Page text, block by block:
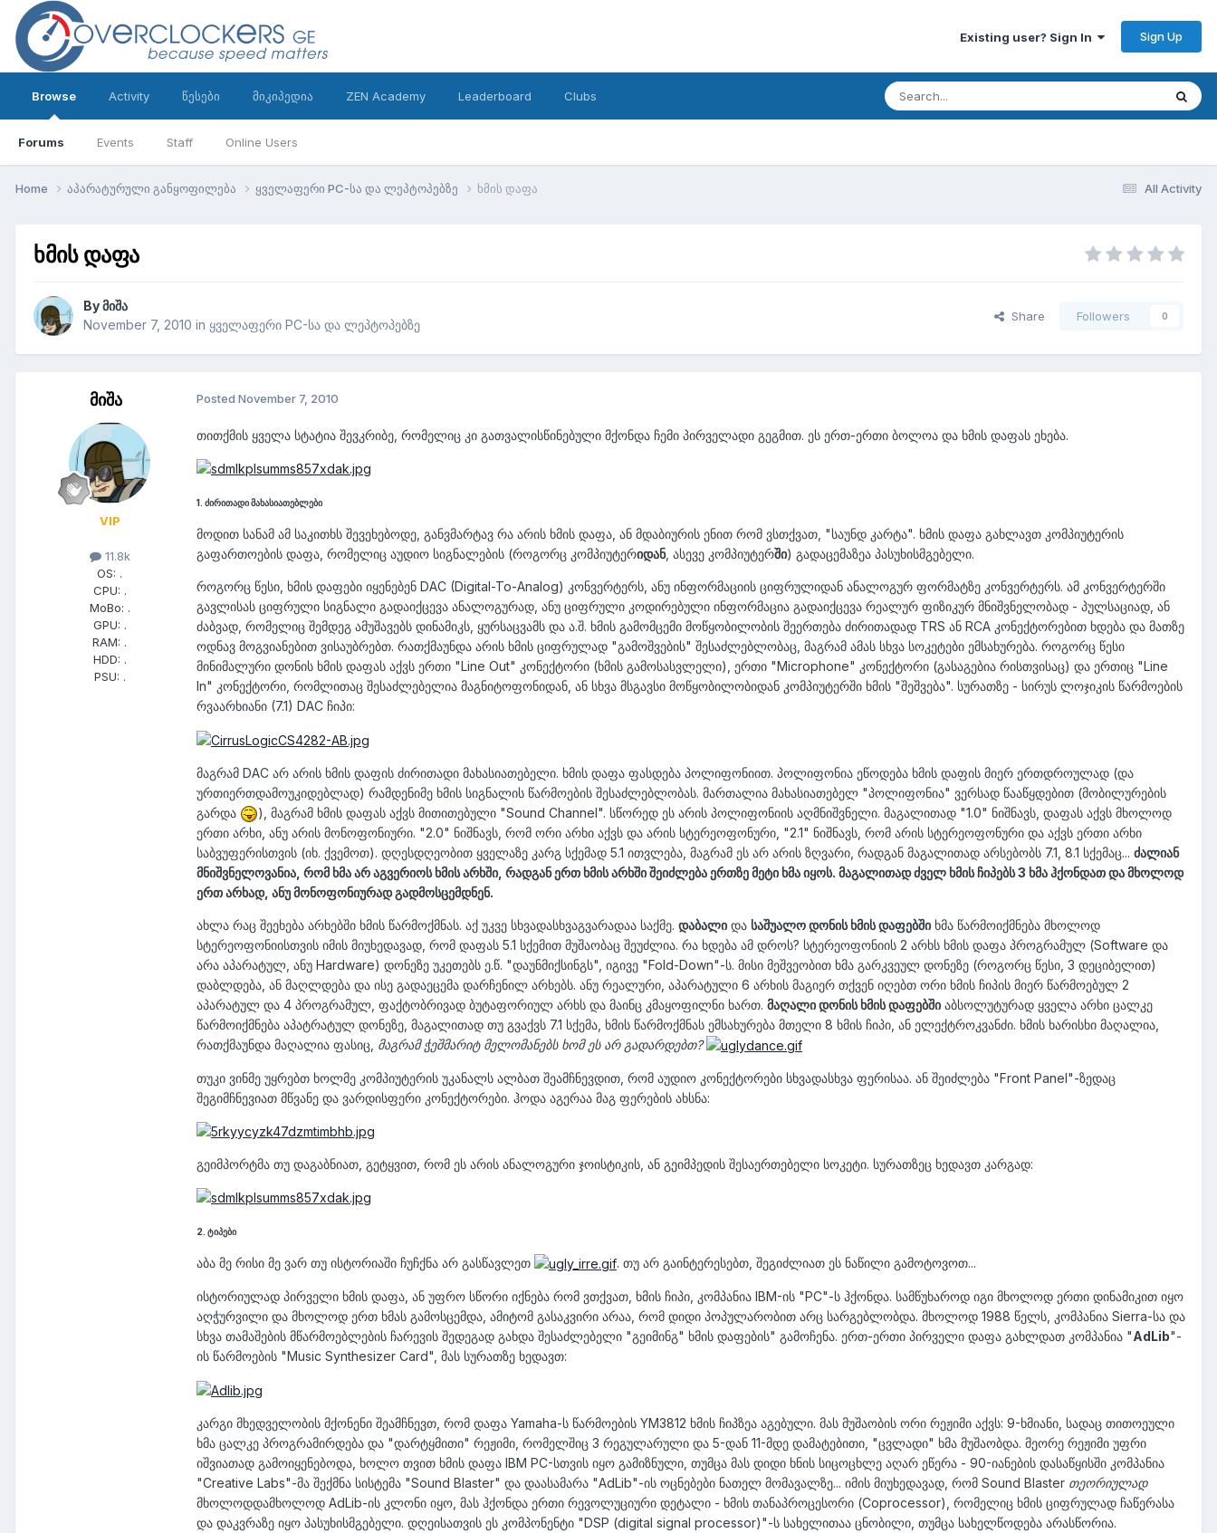
Existing user? Sign In Sign Up
Browse
Forums Events Staff Online Users
Activity წესები მიკიპედია ZEN Academy Leaderboard Clubs
All Activity
Home აპარატურული განყოფილება ყველაფერი PC-სა და ლეპტოპებზე ხმის დაფა
ხმის დაფა
Byმიშა
November 7, 2010 in ყველაფერი PC-სა და ლეპტოპებზე
Share Followers 0
მიშა
VIP
11.8k
OS: .
CPU: .
MoBo: .
GPU: .
RAM: .
HDD: .
PSU: .
Posted November 7, 2010
თითქმის ყველა სტატია შევკრიბე, რომელიც კი გათვალისწინებული მქონდა ჩემი პირველადი გეგმით. ეს ერთ-ერთი ბოლოა და ხმის დაფას ეხება.
1. ძირითადი მახასიათებლები
მოდით სანამ ამ საკითხს შევეხებოდე, განვმარტავ რა არის ხმის დაფა, ან მდაბიურის ენით რომ ვსთქვათ, "საუნდ კარტა". ხმის დაფა გახლავთ კომპიუტერის
გაფართოების დაფა, რომელიც აუდიო სიგნალების (როგორც კომპიუტერიდან, ასევე კომპიუტერში) გადაცემაზეა პასუხისმგებელი.
როგორც წესი, ხმის დაფები იყენებენ DAC (Digital-To-Analog) კონვერტერს, ანუ ინფორმაციის ციფრულიდან ანალოგურ ფორმატზე კონვერტერს. ამ კონვერტერში
გავლისას ციფრული სიგნალი გადაიქცევა ანალოგურად, ანუ ციფრული კოდირებული ინფორმაცია გადაიქცევა რეალურ ფიზიკურ მნიშვნელობად - პულსაციად, ან
ძაბვად, რომელიც შემდეგ ამუშავებს დინამიკს, ყურსაცვამს და ა.შ. ხმის გამომცემი მოწყობილობის შეერთება ძირითადად TRS ან RCA კონექტორებით ხდება და მათზე
ოდნავ მოგვიანებით ვისაუბრებთ. რათქმაუნდა არის ხმის ციფრულად "გამოშვების" შესაძლებლობაც, მაგრამ ამას სხვა სოკეტები ემსახურება. როგორც წესი
მინიმალური დონის ხმის დაფას აქვს ერთი "Line Out" კონექტორი (ხმის გამოსასვლელი), ერთი "Microphone" კონექტორი (გასაგებია რისთვისაც) და ერთიც "Line
In" კონექტორი, რომლითაც შესაძლებელია მაგნიტოფონიდან, ან სხვა მსგავსი მოწყობილობიდან კომპიუტერში ხმის "შეშვება". სურათზე - სირუს ლოჯიკის წარმოების
რვაარხიანი (7.1) DAC ჩიპი:
მაგრამ DAC არ არის ხმის დაფის ძირითადი მახასიათებელი. ხმის დაფა ფასდება პოლიფონიით. პოლიფონია ეწოდება ხმის დაფის მიერ ერთდროულად (და
ურთიერთდამოუკიდებლად) რამდენიმე ხმის სიგნალის წარმოების შესაძლებლობას. მართალია მახასიათებელ "პოლიფონია" ვერსად წააწყდებით (მობილურების
გარდა
), მაგრამ ხმის დაფას აქვს მითითებული "Sound Channel". სწორედ ეს არის პოლიფონიის აღმნიშვნელი. მაგალითად "1.0" ნიშნავს, დაფას აქვს მხოლოდ
ერთი არხი, ანუ არის მონოფონიური. "2.0" ნიშნავს, რომ ორი არხი აქვს და არის სტერეოფონური, "2.1" ნიშნავს, რომ არის სტერეოფონური და აქვს ერთი არხი
საბვუფერისთვის (იხ. ქვემოთ). დღესდღეობით ყველაზე კარგ სქემად 5.1 ითვლება, მაგრამ ეს არ არის ზღვარი, რადგან მაგალითად არსებობს 7.1, 8.1 სქემაც... ძალიან
მნიშვნელოვანია, რომ ხმა არ აგვერიოს ხმის არხში, რადგან ერთ ხმის არხში შეიძლება ერთზე მეტი ხმა იყოს. მაგალითად ძველ ხმის ჩიპებს 3 ხმა ჰქონდათ და მხოლოდ
ერთ არხად, ანუ მონოფონიურად გადმოსცემდნენ.
ახლა რაც შეეხება არხებში ხმის წარმოქმნას. აქ უკვე სხვადასხვაგვარადაა საქმე. დაბალი და საშუალო დონის ხმის დაფებში ხმა წარმოიქმნება მხოლოდ
სტერეოფონიისთვის იმის მიუხედავად, რომ დაფას 5.1 სქემით მუშაობაც შეუძლია. რა ხდება ამ დროს? სტერეოფონიის 2 არხს ხმის დაფა პროგრამულ (Software და
არა აპარატულ, ანუ Hardware) დონეზე უკეთებს ე.წ. "დაუნმიქსინგს", იგივე "Fold-Down"-ს. მისი მეშვეობით ხმა გარკვეულ დონეზე (როგორც წესი, 3 დეციბელით)
დაბლდება, ან მაღლდება და ისე გადაეცემა დარჩენილ არხებს. ანუ რეალური, აპარატული 6 არხის მაგიერ თქვენ იღებთ ორი ხმის ჩიპის მიერ წარმოებულ 2
აპარატულ და 4 პროგრამულ, ფაქტობრივად ბუტაფორიულ არხს და მაინც კმაყოფილნი ხართ. მაღალი დონის ხმის დაფებში აბსოლუტურად ყველა არხი ცალკე
წარმოიქმნება აპატრატულ დონეზე, მაგალითად თუ გვაქვს 7.1 სქემა, ხმის წარმოქმნას ემსახურება მთელი 8 ხმის ჩიპი, ან ელექტროკვანძი. ხმის ხარისხი მაღალია,
რათქმაუნდა მაღალია ფასიც, მაგრამ ჭეშმარიტ მელომანებს ხომ ეს არ გადარდებთ?
თუკი ვინმე უყრებთ ხოლმე კომპიუტერის უკანალს ალბათ შეამჩნევდით, რომ აუდიო კონექტორები სხვადასხვა ფერისაა. ან შეიძლება "Front Panel"-ზედაც
შეგიმჩნევიათ მწვანე და ვარდისფერი კონექტორები. ჰოდა აგერაა მაგ ფერების ახსნა:
გეიმპორტმა თუ დაგაბნიათ, გეტყვით, რომ ეს არის ანალოგური ჯოისტიკის, ან გეიმპედის შესაერთებელი სოკეტი. სურათზეც ხედავთ კარგად:
2. ტიპები
აბა მე რისი მე ვარ თუ ისტორიაში ჩუჩქნა არ გასწავლეთ . თუ არ გაინტერესებთ, შეგიძლიათ ეს ნაწილი გამოტოვოთ...
ისტორიულად პირველი ხმის დაფა, ან უფრო სწორი იქნება რომ ვთქვათ, ხმის ჩიპი, კომპანია IBM-ის "PC"-ს ჰქონდა. სამწუხაროდ იგი მხოლოდ ერთი დინამიკით იყო
აღჭურვილი და მხოლოდ ერთ ხმას გამოსცემდა, ამიტომ გასაკვირი არაა, რომ დიდი პოპულარობით არც სარგებლობდა. მხოლოდ 1988 წელს, კომპანია Sierra-სა და
სხვა თამაშების მწარმოებლების ჩარევის შედეგად გახდა შესაძლებელი "გეიმინგ" ხმის დაფების" გამოჩენა. ერთ-ერთი პირველი დაფა გახლდათ კომპანია "AdLib"-
ის წარმოების "Music Synthesizer Card", მას სურათზე ხედავთ:
კარგი მხედველობის მქონენი შეამჩნევთ, რომ დაფა Yamaha-ს წარმოების YM3812 ხმის ჩიპზეა აგებული. მას მუშაობის ორი რეჟიმი აქვს: 9-ხმიანი, სადაც თითოეული
ხმა ცალკე პროგრამირდება და "დარტყმითი" რეჟიმი, რომელშიც 3 რეგულარული და 5-დან 11-მდე დამატებითი, "ცვლადი" ხმა მუშაობდა. მეორე რეჟიმი უფრი
იშვიათად გამოიყენებოდა, ხოლო თვით ხმის დაფა IBM PC-სთვის იყო გამიზნული, თუმცა მას დიდი ხნის სიცოცხლე აღარ ეწერა - 90-იანების დასაწყისში კომპანია
"Creative Labs"-მა შექმნა სისტემა "Sound Blaster" და დაასამარა "AdLib"-ის ოცნებები ნათელ მომავალზე... იმის მიუხედავად, რომ Sound Blaster თეორიულად
მხოლოდდამხოლოდ AdLib-ის კლონი იყო, მას ჰქონდა ერთი რევოლუციური დეტალი - ხმის თანაპროცესორი (Coprocessor), რომელიც ხმის ციფრულად ჩაწერასა
და დაკვრაზე იყო პასუხისმგებელი. დღეისათვის ეს კომპონენტი "DSP (digital signal processor)"-ს სახელითაა ცნობილი, თუმცა სახელწოდება არასწორია.